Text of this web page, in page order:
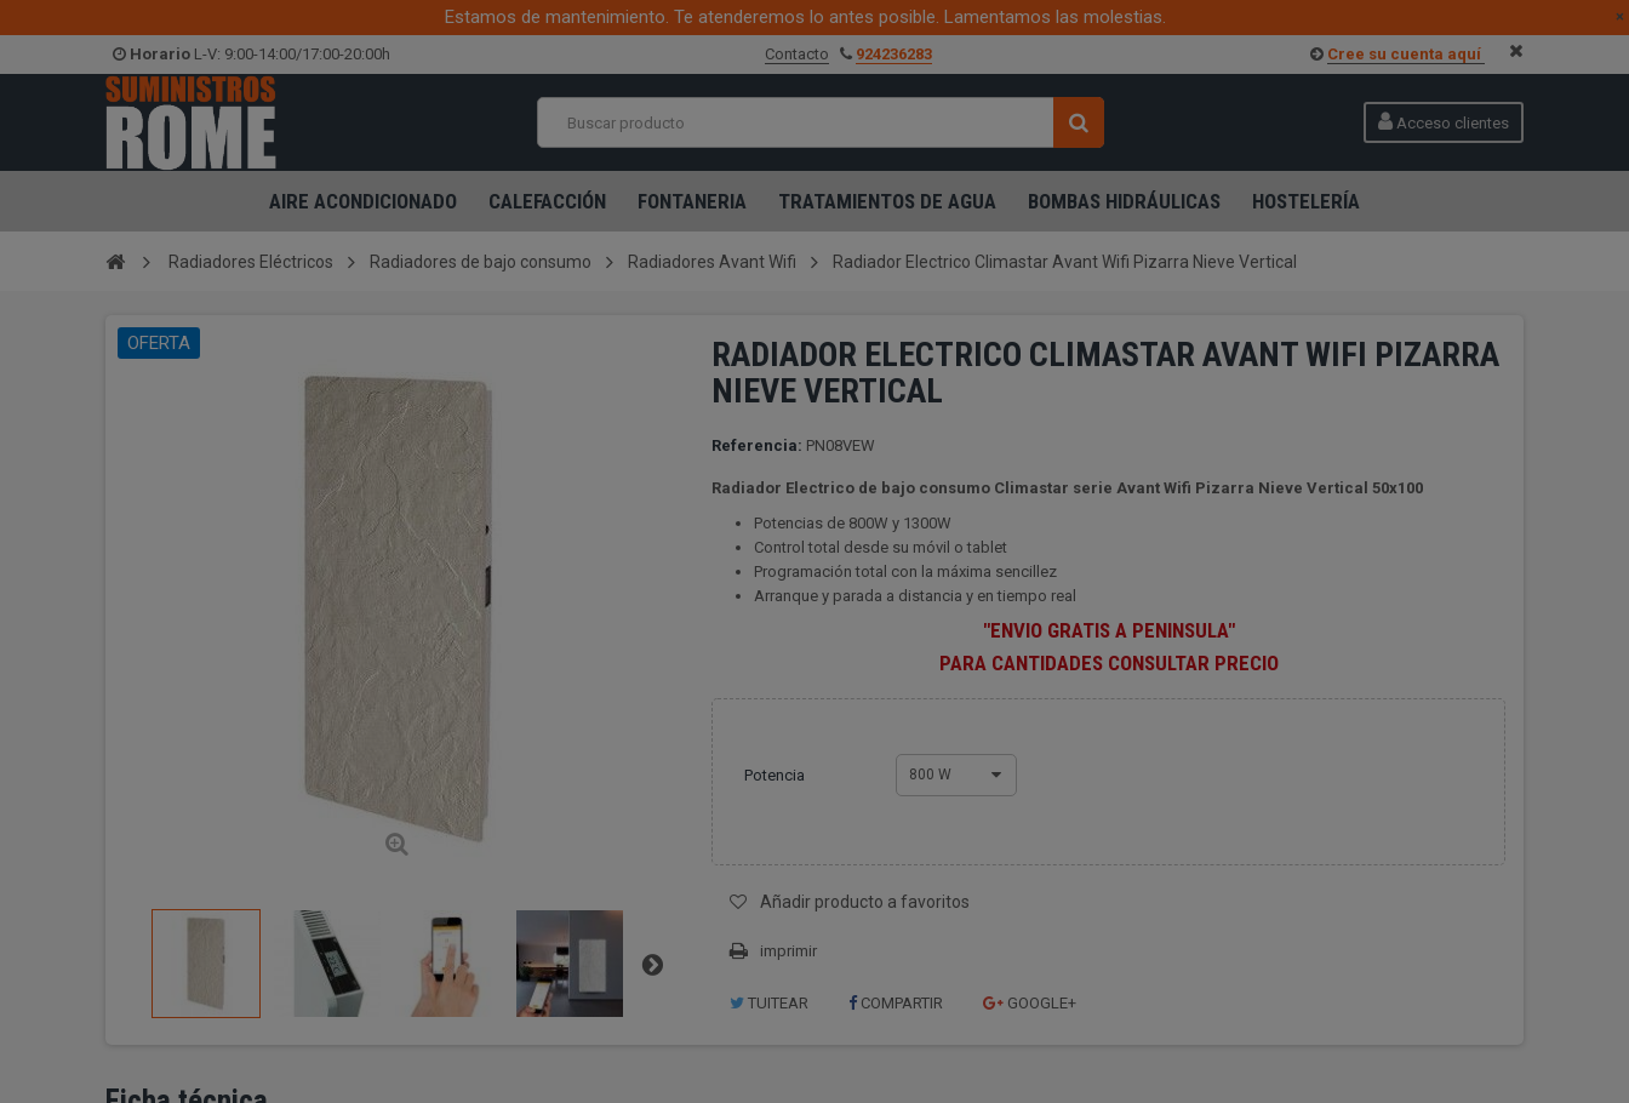
Estamos de mantenimiento. Te atenderemos lo antes posible. Lamentamos las molestias. ×
Horario L-V: 9:00-14:00/17:00-20:00h Contacto 924236283 Cree su cuenta aquí
Acceso clientes
AIRE ACONDICIONADO CALEFACCIÓN FONTANERIA TRATAMIENTOS DE AGUA BOMBAS HIDRÁULICAS HOSTELERÍA
Radiadores Eléctricos Radiadores de bajo consumo Radiadores Avant Wifi Radiador Electrico Climastar Avant Wifi Pizarra Nieve Vertical
OFERTA
RADIADOR ELECTRICO CLIMASTAR AVANT WIFI PIZARRA
NIEVE VERTICAL
Referencia: PN08VEW
Radiador Electrico de bajo consumo Climastar serie Avant Wifi Pizarra Nieve Vertical 50x100
Potencias de 800W y 1300W
Control total desde su móvil o tablet
Programación total con la máxima sencillez
Arranque y parada a distancia y en tiempo real
"ENVIO GRATIS A PENINSULA"
PARA CANTIDADES CONSULTAR PRECIO
Potencia 800 W
Añadir producto a favoritos
imprimir
TUITEAR COMPARTIR GOOGLE+